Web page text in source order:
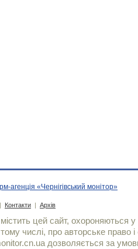
агенція «Чернігівський монітор»
| Контакти | Архів
цей сайт, охороняються у
числі, про авторське право і
дозволяється за